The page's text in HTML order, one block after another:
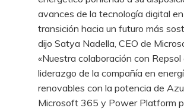
avances de la tecnología digital
transición hacia un futuro más
dijo Satya Nadella, CEO de
«Nuestra colaboración con Repsol
liderazgo de la compañía en
renovables con la potencia de
Microsoft 365 y Power Platform